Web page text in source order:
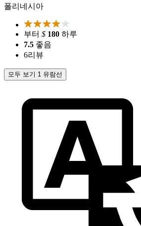
폴리네시아
부터 $ 180 하루
7.5 좋음
6리뷰
모두 보기 1 유람선